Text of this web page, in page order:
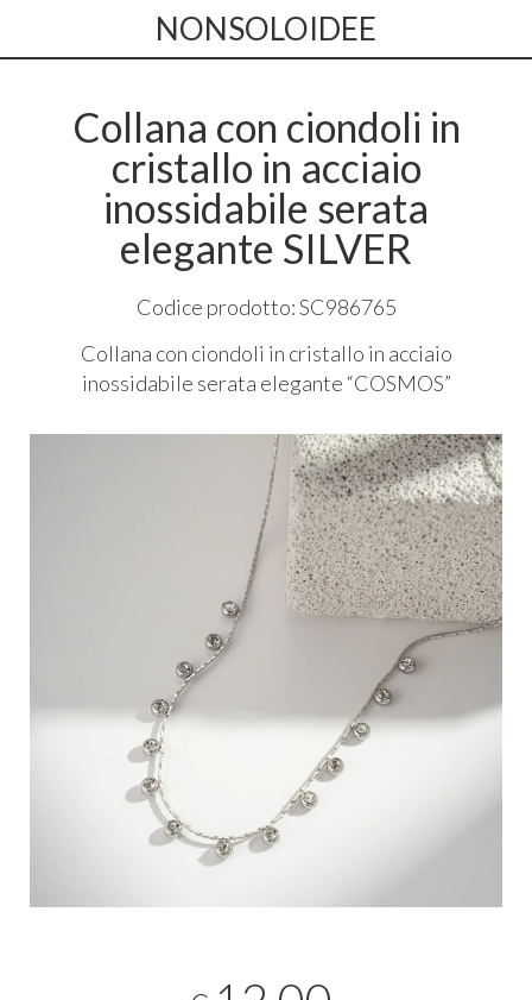
NONSOLOIDEE
Collana con ciondoli in
cristallo in acciaio
inossidabile serata
elegante SILVER
Codice prodotto: SC986765
Collana con ciondoli in cristallo in acciaio
inossidabile serata elegante “COSMOS”